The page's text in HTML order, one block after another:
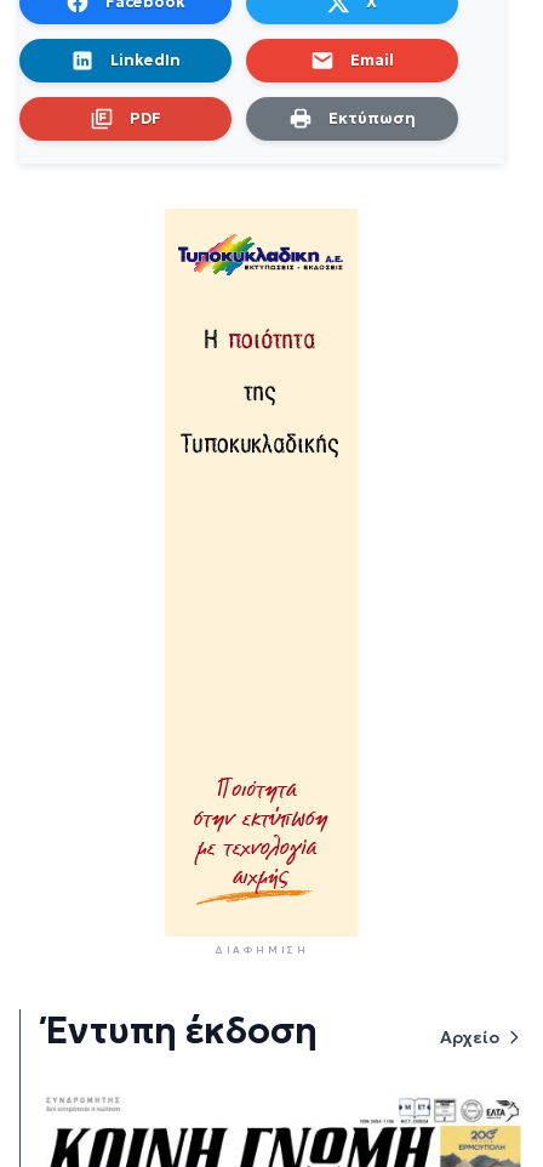
LinkedIn Email
PDF Εκτύπωση
ΔΙΑΦΉΜΙΣΗ
Έντυπη έκδοση Αρχείο